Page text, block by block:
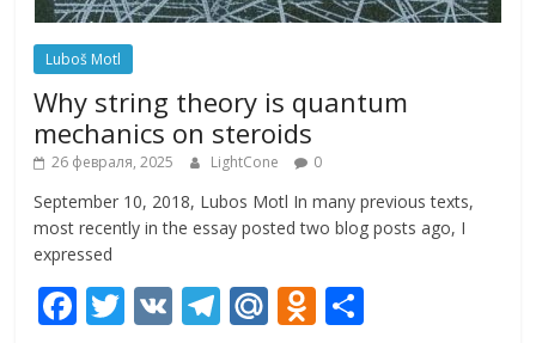
Luboš Motl
Why string theory is quantum
mechanics on steroids
26 февраля, 2025 LightCone 0
September 10, 2018, Lubos Motl In many previous texts,
most recently in the essay posted two blog posts ago, I
expressed
F T V T M O